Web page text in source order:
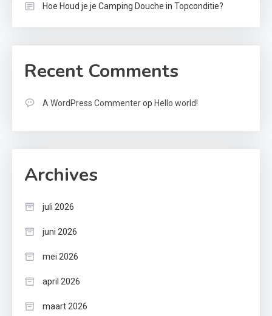
Hoe Houd je je Camping Douche in Topconditie?
Recent Comments
A WordPress Commenterop Hello world!
Archives
juli 2026
juni 2026
mei 2026
april 2026
maart 2026